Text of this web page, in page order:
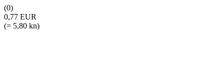
(0)
0,77 EUR
(= 5,80 kn)